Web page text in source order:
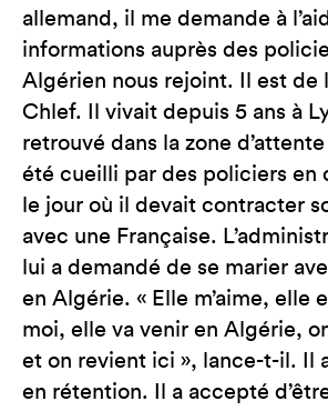
allemand, il me demande à
informations auprès des
Algérien nous rejoint. Il est de
Chlef. Il vivait depuis 5 ans à
retrouvé dans la zone
été cueilli par des policiers en
le jour où il devait contracter
avec une Française.
lui a demandé de se marier
en Algérie. « Elle m’aime, elle
moi, elle va venir en Algérie,
et on revient ici », lance-t-il. Il
en rétention. Il a accepté